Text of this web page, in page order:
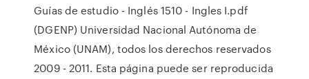
Guías de estudio - Inglés 1510 - Ingles I.pdf
(DGENP) Universidad Nacional Autónoma de
México (UNAM), todos los derechos reservados
2009 - 2011. Esta página puede ser reproducida